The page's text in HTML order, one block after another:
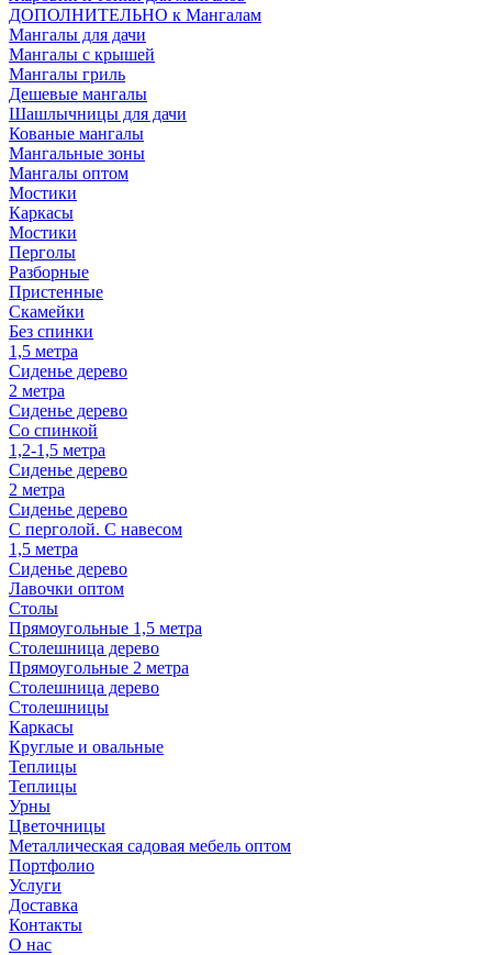
ДОПОЛНИТЕЛЬНО к Мангалам
Мангалы для дачи
Мангалы с крышей
Мангалы гриль
Дешевые мангалы
Шашлычницы для дачи
Кованые мангалы
Мангальные зоны
Мангалы оптом
Мостики
Каркасы
Мостики
Перголы
Разборные
Пристенные
Скамейки
Без спинки
1,5 метра
Сиденье дерево
2 метра
Сиденье дерево
Со спинкой
1,2-1,5 метра
Сиденье дерево
2 метра
Сиденье дерево
С перголой. С навесом
1,5 метра
Сиденье дерево
Лавочки оптом
Столы
Прямоугольные 1,5 метра
Столешница дерево
Прямоугольные 2 метра
Столешница дерево
Столешницы
Каркасы
Круглые и овальные
Теплицы
Теплицы
Урны
Цветочницы
Металлическая садовая мебель оптом
Портфолио
Услуги
Доставка
Контакты
О нас